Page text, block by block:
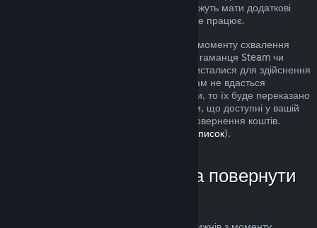
розгляд. Користувачі в деяких країнах можуть мати додаткові
права на повернення за умов, коли гра не працює.
Кошти буде повернуто протягом тижня з моменту схвалення
запиту. Кошти буде переказано назад до гаманця Steam чи
через інший спосіб оплати, яким ви скористалися для здійснення
придбання. Якщо, з будь-яких причин, нам не вдасться
повернути кошти через ваш спосіб оплати, то їх буде переказано
до гаманця Steam. (Деякі способи оплати, що доступні у вашій
країні, можуть не підтримувати функції повернення коштів.
Клацніть тут, щоби переглянути повний список).
У яких випадках можна повернути